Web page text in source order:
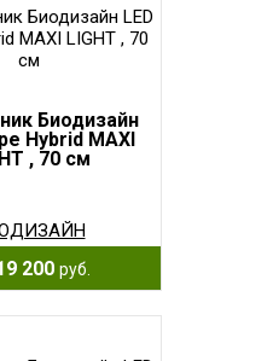
Биодизайн
Hybrid MAXI
, 70 см
200 руб.